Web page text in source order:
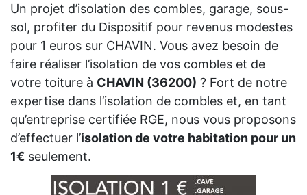
Un projet d’isolation des combles, garage, sous-
sol, profiter du Dispositif pour revenus modestes
pour 1 euros sur CHAVIN. Vous avez besoin de
faire réaliser l’isolation de vos combles et de
votre toiture à CHAVIN (36200) ? Fort de notre
expertise dans l’isolation de combles et, en tant
qu’entreprise certifiée RGE, nous vous proposons
d’effectuer l’isolation de votre habitation pour un
1€ seulement.